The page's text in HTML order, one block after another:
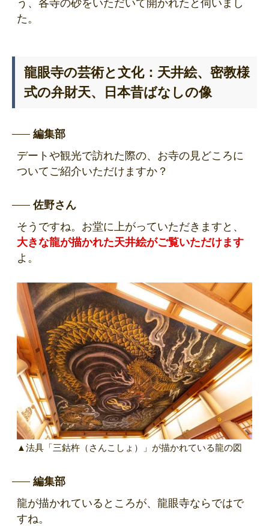
う、各寺の砂をいただいて開かれたと伺いまし
た。
龍眼寺の芸術と文化：天井絵、密教様
式の弁財天、日本昔ばなしの像
編集部
デートや観光で訪れた際の、お寺の見どころに
ついてご紹介いただけますか？
佐野さん
そうですね。お堂に上がっていただきますと、
大きな龍が描かれた天井絵がご覧いただけます
よ。
▲法具「三鈷杵（さんこしょ）」が描かれている龍の図
編集部
龍が描かれているところが、龍眼寺ならではで
すね。